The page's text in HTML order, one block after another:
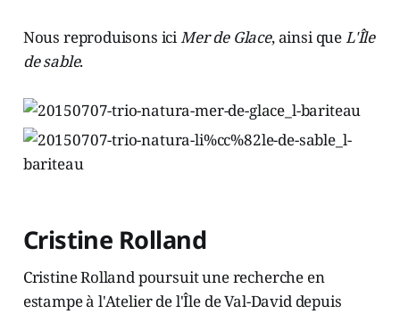
Nous reproduisons iciMer de Glace, ainsi queL'Île
de sable.
Cristine Rolland
Cristine Rolland poursuit une recherche en
estampe à l'Atelier de l'Île de Val-David depuis